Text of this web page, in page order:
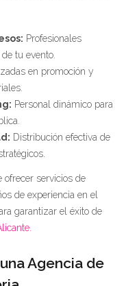
Profesionales
tu evento.
en promoción y
Personal dinámico para
Distribución efectiva de
ofrecer servicios de
de experiencia en el
garantizar el éxito de
Agencia de